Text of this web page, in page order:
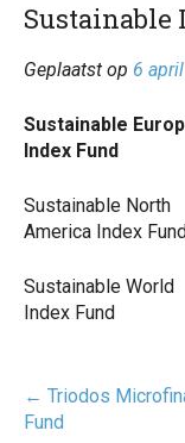
Sustainable
Geplaatst op 6
Sustainable
Index Fund
Sustainable North
America Index
Sustainable World
Index Fund
Post
navigatie
← Triodos
Fund